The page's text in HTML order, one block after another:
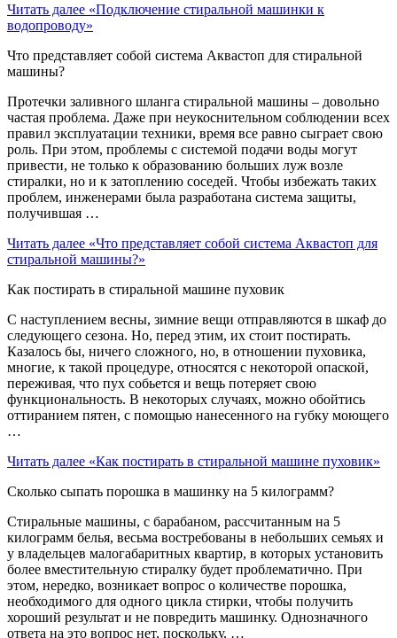
Читать далее «Подключение стиральной машинки к
водопроводу»
Что представляет собой система Аквастоп для стиральной
машины?
Протечки заливного шланга стиральной машины – довольно
частая проблема. Даже при неукоснительном соблюдении всех
правил эксплуатации техники, время все равно сыграет свою
роль. При этом, проблемы с системой подачи воды могут
привести, не только к образованию больших луж возле
стиралки, но и к затоплению соседей. Чтобы избежать таких
проблем, инженерами была разработана система защиты,
получившая …
Читать далее «Что представляет собой система Аквастоп для
стиральной машины?»
Как постирать в стиральной машине пуховик
С наступлением весны, зимние вещи отправляются в шкаф до
следующего сезона. Но, перед этим, их стоит постирать.
Казалось бы, ничего сложного, но, в отношении пуховика,
многие, к такой процедуре, относятся с некоторой опаской,
переживая, что пух собьется и вещь потеряет свою
функциональность. В некоторых случаях, можно обойтись
оттиранием пятен, с помощью нанесенного на губку моющего
…
Читать далее «Как постирать в стиральной машине пуховик»
Сколько сыпать порошка в машинку на 5 килограмм?
Стиральные машины, с барабаном, рассчитанным на 5
килограмм белья, весьма востребованы в небольших семьях и
у владельцев малогабаритных квартир, в которых установить
более вместительную стиралку будет проблематично. При
этом, нередко, возникает вопрос о количестве порошка,
необходимого для одного цикла стирки, чтобы получить
хороший результат и не повредить машинку. Однозначного
ответа на это вопрос нет, поскольку, …